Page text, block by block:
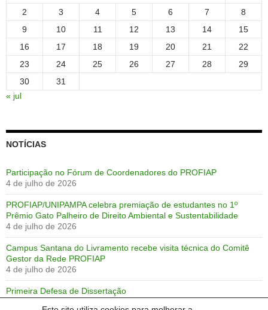
2
3 4 5 6 7
8
9
10 11 12 13 14
15
16
17 18 19 20 21
22
23
24 25 26 27 28
29
30
31
« jul
NOTÍCIAS
Participação no Fórum de Coordenadores do PROFIAP
4 de julho de 2026
PROFIAP/UNIPAMPA celebra premiação de estudantes no 1º
Prêmio Gato Palheiro de Direito Ambiental e Sustentabilidade
4 de julho de 2026
Campus Santana do Livramento recebe visita técnica do Comitê
Gestor da Rede PROFIAP
4 de julho de 2026
Primeira Defesa de Dissertação
28 de junho de 2026